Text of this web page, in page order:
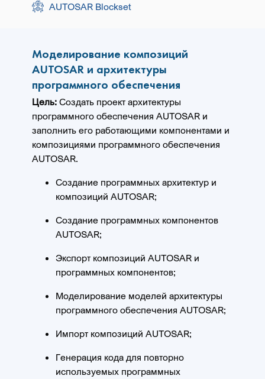
AUTOSAR Blockset
Моделирование композиций
AUTOSAR и архитектуры
программного обеспечения
Цель: Создать проект архитектуры
программного обеспечения AUTOSAR и
заполнить его работающими компонентами и
композициями программного обеспечения
AUTOSAR.
Создание программных архитектур и
композиций AUTOSAR;
Создание программных компонентов
AUTOSAR;
Экспорт композиций AUTOSAR и
программных компонентов;
Моделирование моделей архитектуры
программного обеспечения AUTOSAR;
Импорт композиций AUTOSAR;
Генерация кода для повторно
используемых программных